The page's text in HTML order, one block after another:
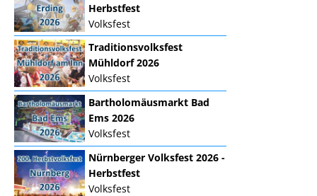
Herbstfest
Volksfest
Traditionsvolksfest
Mühldorf 2026
Volksfest
Bartholomäusmarkt Bad
Ems 2026
Volksfest
Nürnberger Volksfest 2026 -
Herbstfest
Volksfest